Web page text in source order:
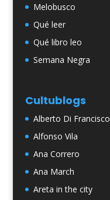
Melobusco
Qué leer
Qué libro leo
Semana Negra
Cultublogs
Alberto Di Francisco
Alfonso Vila
Ana Correro
Ana March
Areta in the city